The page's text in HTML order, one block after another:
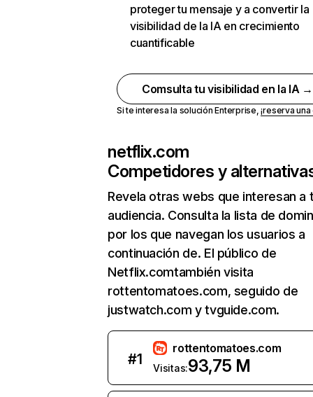
proteger tu mensaje y a convertir la
visibilidad de la IA en crecimiento
cuantificable
Comsulta tu visibilidad en la IA →
Si te interesa la solución Enterprise,¡reserva
netflix.com
Competidores y
Revela otras webs que interesan a
audiencia. Consulta la lista de
por los que navegan los usuarios a
continuación de. El público de
Netflix.comtambién visita
rottentomatoes.com, seguido de
justwatch.com y tvguide.com.
#1
rottentomatoes.com
Visitas:93,75 M